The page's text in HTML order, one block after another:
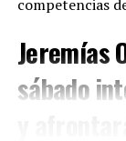
Autódromo
hizo con un
competencias
Jeremías
sábado